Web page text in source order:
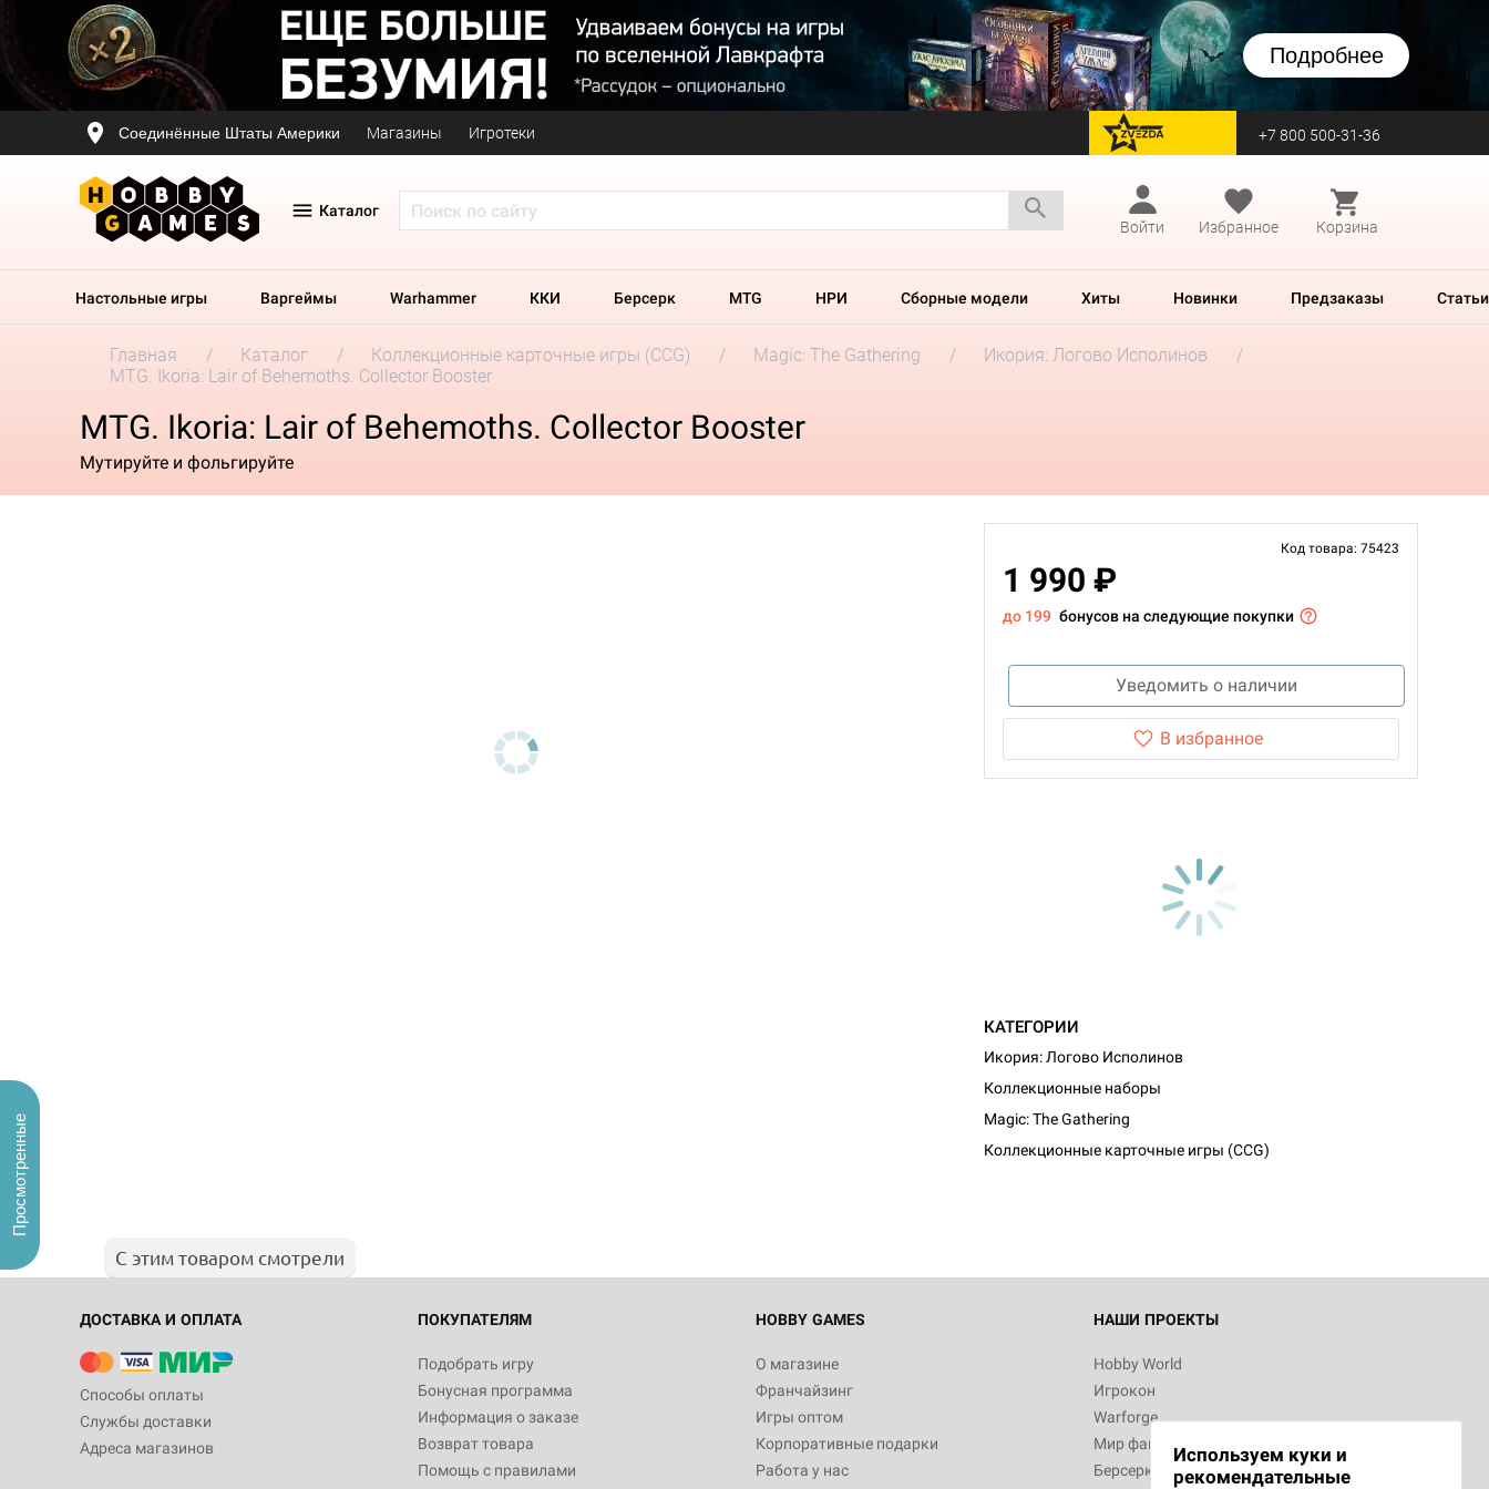
Подробнее
Соединённые Штаты Америки Магазины Игротеки перейти на Zvezda +7 800 500-31-36
Каталог
Войти
Избранное Корзина
Настольные игры Варгеймы Warhammer ККИ Берсерк MTG НРИ Сборные модели Хиты Новинки Предзаказы Статьи
Главная Каталог Коллекционные карточные игры (CCG) Magic: The Gathering
Икория: Логово Исполинов
MTG. Ikoria: Lair of Behemoths. Collector Booster
MTG. Ikoria: Lair of Behemoths. Collector Booster
Мутируйте и фольгируйте
Код товара: 75423
1 990 ₽
до 199 бонусов на следующие покупки
Уведомить о наличии
В избранное
КАТЕГОРИИ
Икория: Логово Исполинов
Коллекционные наборы
Magic: The Gathering
Коллекционные карточные игры (CCG)
С этим товаром смотрели
ДОСТАВКА И ОПЛАТА
Способы оплаты
Службы доставки
Адреса магазинов
ПОКУПАТЕЛЯМ
Подобрать игру
Бонусная программа
Информация о заказе
Возврат товара
Помощь с правилами
HOBBY GAMES
О магазине
Франчайзинг
Игры оптом
Корпоративные подарки
Работа у нас
НАШИ ПРОЕКТЫ
Hobby World
Игрокон
Warforge
Мир фантастики
Берсерк
Используем куки и
рекомендательные
Просмотренные
Настольная игра Hobby World Журнал
"Мир фантастики. Спецвыпуск: Братья
империи: Боевая тревога
799
Настольная игра Hobby World Сумерки
империи. Четвёртая редакция: Грозовой
Рубеж
12 990